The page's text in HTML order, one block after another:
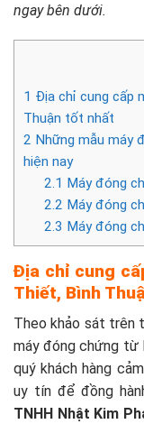
ngay bên dưới.
1 Địa chỉ cung cấp
Thuận tốt nhất
2 Những mẫu máy
hiện nay
2.1 Máy đóng
2.2 Máy đóng
2.3 Máy đóng
Địa chỉ cung
Thiết, Bình
Theo khảo sát trên
máy đóng chứng từ
quý khách hàng
uy tín để đồng
TNHH Nhật Kim